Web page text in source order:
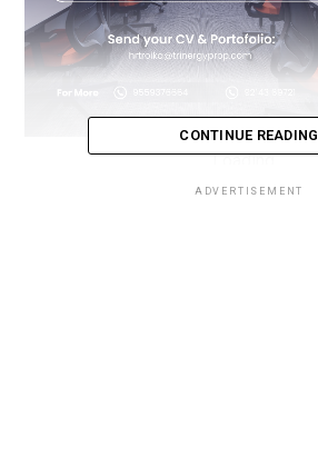
Loading...
CONTINUE READING
ADVERTISEMENT